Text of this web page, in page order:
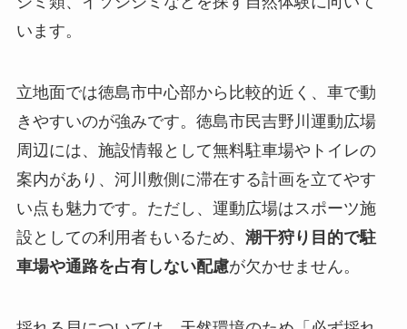
います。
立地面では徳島市中心部から比較的近く、車で動
きやすいのが強みです。徳島市民吉野川運動広場
周辺には、施設情報として無料駐車場やトイレの
案内があり、河川敷側に滞在する計画を立てやす
い点も魅力です。ただし、運動広場はスポーツ施
設としての利用者もいるため、 潮干狩り目的で駐
車場や通路を占有しない配慮が欠かせません。